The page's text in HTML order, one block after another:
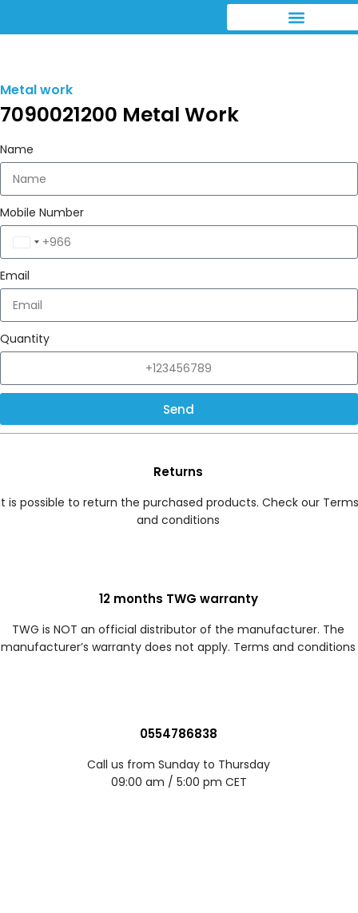
Metal work
7090021200 Metal Work
Name
Mobile Number
Saudi
Arabia
+966
Email
Quantity
Send
Returns
is possible to return the purchased products. Check our Terms
and conditions
12 months TWG warranty
TWG is NOT an official distributor of the manufacturer. The
manufacturer’s warranty does not apply. Terms and conditions
0554786838
Call us from Sunday to Thursday
09:00 am / 5:00 pm CET